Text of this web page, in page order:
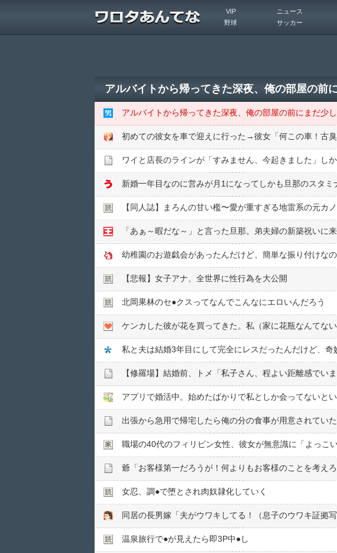
VIP ニュース
野球
サッカー
ワイと店長のラインが「すみません、今起きました」し
【同人誌】まろんの甘い檻〜愛が重すぎる地雷系の元カ
幼稚園のお遊戯会があったんだけど、簡単な振り付けな
【悲報】女子アナ、全世界に性行為を大公開
北岡果林のセ●︎クスってなんでこんなにエロいんだろう
私と夫は結婚3年目にして完全にレスだったんだけど、奇
女忍、調●︎で堕とされ肉奴隷化していく
温泉旅行で●︎が見えたら即3P中●︎し